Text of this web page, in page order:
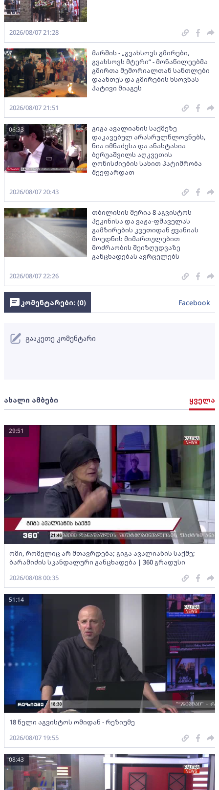
2026/08/07 21:28
მარშის - „გვახსოვს გმირები,
გვახსოვს მტერი” - მონაწილეებმა
გმირთა მემორიალთან სანთლები
დაანთეს და გმირების ხსოვნას
პატივი მიაგეს
2026/08/07 21:51
გიგა ავალიანის საქმეზე
დაკავებულ არასრულწლოვნებს,
ნია იმნაძესა და ანასტასია
ბერუაშვილს აღკვეთის
ღონისძიების სახით პატიმრობა
შეეფარდათ
06:33
2026/08/07 20:43
თბილისის მერია 8 აგვისტოს
პეკინისა და ვაჟა-ფშაველას
გამზირების კვეთიდან ჟვანიას
მოედნის მიმართულებით
მოძრაობის შეიზღუდვაზე
განცხადებას ავრცელებს
2026/08/07 22:26
ახალი ამბები ყველა
ომი, რომელიც არ მთავრდება; გიგა ავალიანის საქმე;
ბარამიძის სკანდალური განცხადება | 360 გრადუსი
29:51
2026/08/08 00:35
18 წელი აგვისტოს ომიდან - რეზიუმე
51:14
2026/08/07 19:55
08:43
კომენტარები: (0) Facebook
გააკეთე კომენტარი